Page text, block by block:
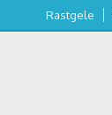
Rastgele